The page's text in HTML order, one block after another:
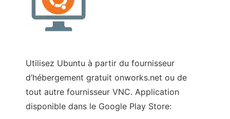
Utilisez Ubuntu à partir du fournisseur
d’hébergement gratuit onworks.net ou de
tout autre fournisseur VNC. Application
disponible dans le Google Play Store: